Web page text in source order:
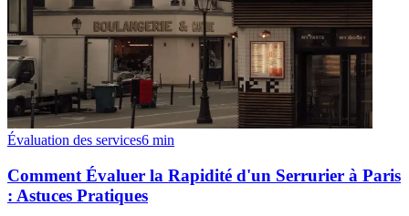
Évaluation des services6 min
Comment Évaluer la Rapidité d'un Serrurier à Paris
: Astuces Pratiques